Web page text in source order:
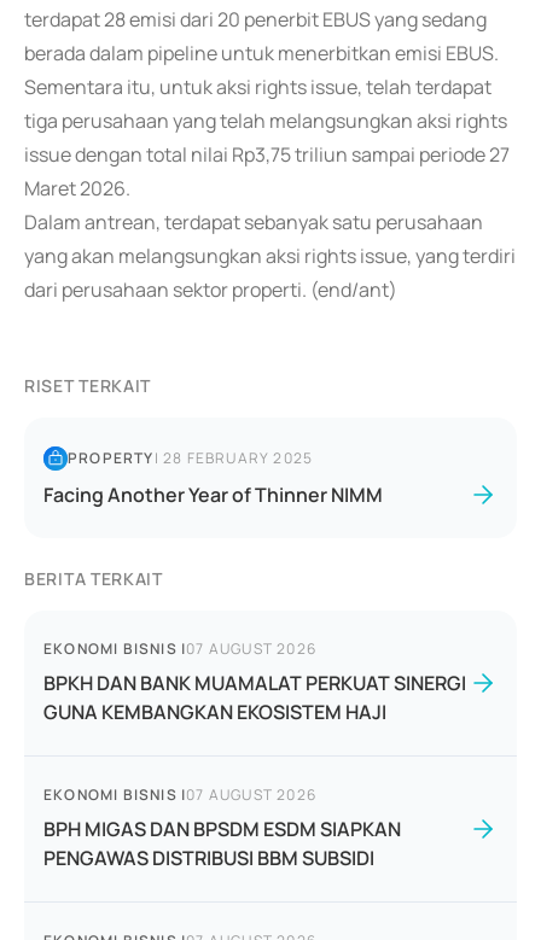
terdapat 28 emisi dari 20 penerbit EBUS yang sedang
berada dalam pipeline untuk menerbitkan emisi EBUS.
Sementara itu, untuk aksi rights issue, telah terdapat
tiga perusahaan yang telah melangsungkan aksi rights
issue dengan total nilai Rp3,75 triliun sampai periode 27
Maret 2026.
Dalam antrean, terdapat sebanyak satu perusahaan
yang akan melangsungkan aksi rights issue, yang terdiri
dari perusahaan sektor properti. (end/ant)
RISET TERKAIT
PROPERTY|28 FEBRUARY 2025
Facing Another Year of Thinner NIMM
BERITA TERKAIT
EKONOMI BISNIS |07 AUGUST 2026
BPKH DAN BANK MUAMALAT PERKUAT SINERGI
GUNA KEMBANGKAN EKOSISTEM HAJI
EKONOMI BISNIS |07 AUGUST 2026
BPH MIGAS DAN BPSDM ESDM SIAPKAN
PENGAWAS DISTRIBUSI BBM SUBSIDI